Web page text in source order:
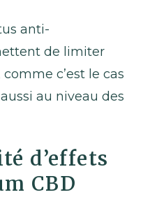
anti-
de limiter
c’est le cas
au niveau des
d’effets
CBD